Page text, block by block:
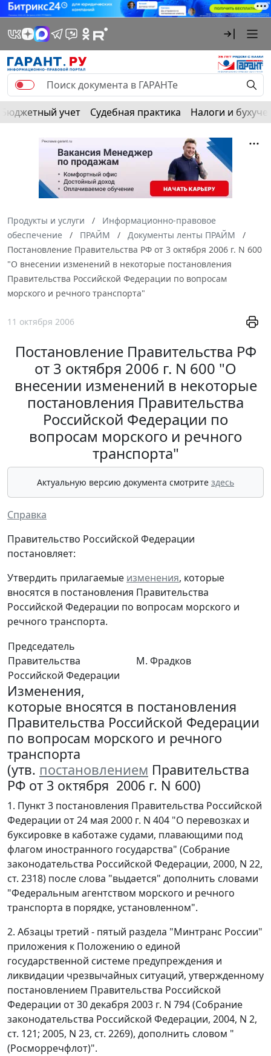
Бюджетный учет Судебная практика Налоги и
Продукты и услуги
Информационно-правовое
обеспечение
ПРАЙМ
Документы ленты ПРАЙМ
Постановление Правительства РФ от 3 октября 2006 г. N 600
"О внесении изменений в некоторые постановления
Правительства Российской Федерации по вопросам
морского и речного транспорта"
11 октября 2006
Постановление Правительства РФ
от 3 октября 2006 г. N 600 "О
внесении изменений в некоторые
постановления Правительства
Российской Федерации по
вопросам морского и речного
транспорта"
Актуальную версию документа смотрите здесь
Справка
Правительство Российской Федерации
постановляет:
Утвердить прилагаемые изменения, которые
вносятся в постановления Правительства
Российской Федерации по вопросам морского и
речного транспорта.
Председатель
Правительства
Российской Федерации
М. Фрадков
Изменения,
которые вносятся в постановления
Правительства Российской Федерации
по вопросам морского и речного
транспорта
(утв. постановлением Правительства
РФ от 3 октября 2006 г. N 600)
1. Пункт 3 постановления Правительства Российской
Федерации от 24 мая 2000 г. N 404 "О перевозках и
буксировке в каботаже судами, плавающими под
флагом иностранного государства" (Собрание
законодательства Российской Федерации, 2000, N 22,
ст. 2318) после слова "выдается" дополнить словами
"Федеральным агентством морского и речного
транспорта в порядке, установленном".
2. Абзацы третий - пятый раздела "Минтранс России"
приложения к Положению о единой
государственной системе предупреждения и
ликвидации чрезвычайных ситуаций, утвержденному
постановлением Правительства Российской
Федерации от 30 декабря 2003 г. N 794 (Собрание
законодательства Российской Федерации, 2004, N 2,
ст. 121; 2005, N 23, ст. 2269), дополнить словом "
(Росморречфлот)".